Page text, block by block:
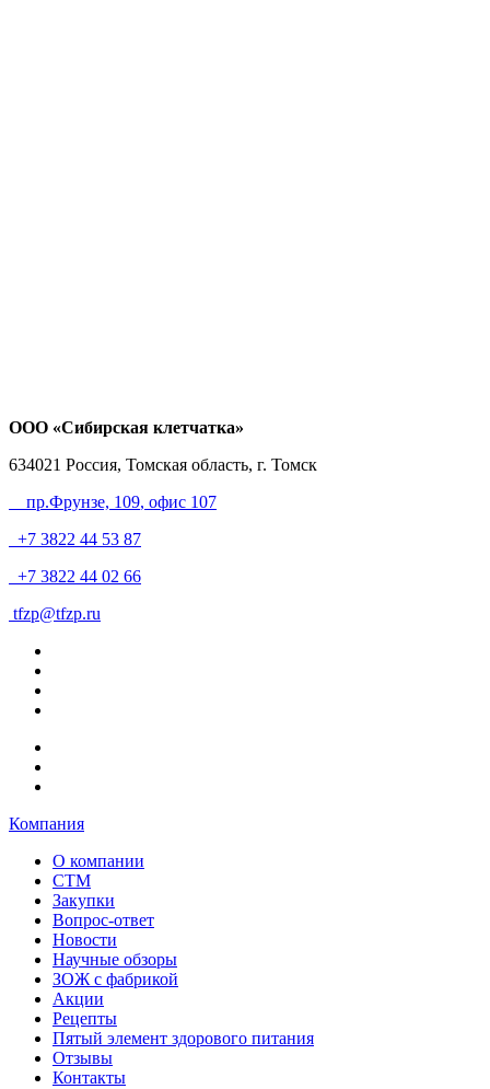
ООО «Сибирская клетчатка»
634021 Россия, Томская область, г. Томск
пр.Фрунзе, 109, офис 107
+7 3822 44 53 87
+7 3822 44 02 66
tfzp@tfzp.ru
Компания
О компании
СТМ
Закупки
Вопрос-ответ
Новости
Научные обзоры
ЗОЖ с фабрикой
Акции
Рецепты
Пятый элемент здорового питания
Отзывы
Контакты